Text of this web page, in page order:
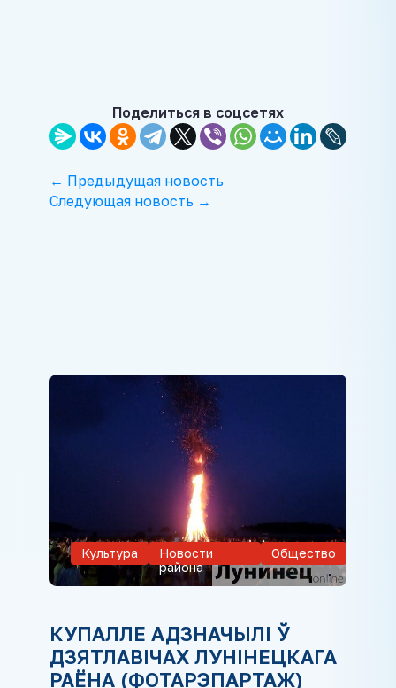
Поделиться в соцсетях
← Предыдущая новость
Следующая новость →
Культура
Новости
района
Общество
КУПАЛЛЕ АДЗНАЧЫЛІ Ў
ДЗЯТЛАВІЧАХ ЛУНІНЕЦКАГА
РАЁНА (ФОТАРЭПАРТАЖ)